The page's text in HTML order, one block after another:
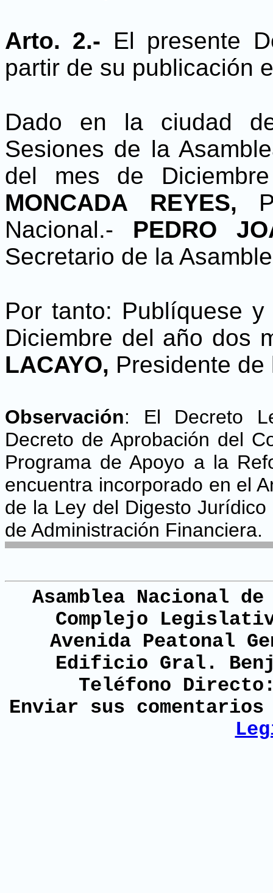
Arto. 2.- El presente
partir de su publicación
Dado en la ciudad
Sesiones de la
del mes de
MONCADA REYES,
Nacional.- PEDRO
Secretario de la
Por tanto: Publíquese
Diciembre del año dos
LACAYO, Presidente
Observación: El Decreto
Decreto de Aprobación del
Programa de Apoyo a la
encuentra incorporado en el
de la Ley del Digesto
de Administración Financiera.
Asamblea Nacional
Complejo
Avenida Peatonal
Edificio Gral.
Teléfono
Enviar sus